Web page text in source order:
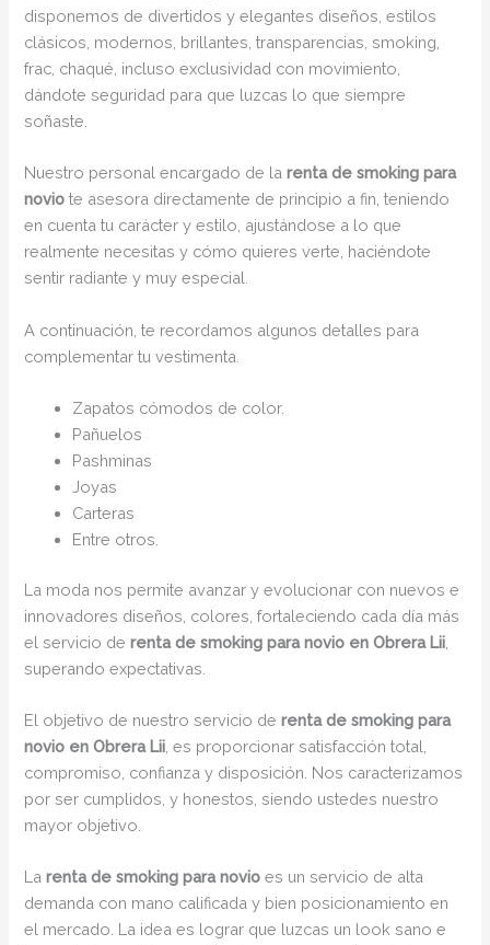
disponemos de divertidos y elegantes diseños, estilos
clásicos, modernos, brillantes, transparencias, smoking,
frac, chaqué, incluso exclusividad con movimiento,
dándote seguridad para que luzcas lo que siempre
soñaste.
Nuestro personal encargado de larenta de smoking para
novio te asesora directamente de principio a fin, teniendo
en cuenta tu carácter y estilo, ajustándose a lo que
realmente necesitas y cómo quieres verte, haciéndote
sentir radiante y muy especial.
A continuación, te recordamos algunos detalles para
complementar tu vestimenta.
Zapatos cómodos de color.
Pañuelos
Pashminas
Joyas
Carteras
Entre otros.
La moda nos permite avanzar y evolucionar con nuevos e
innovadores diseños, colores, fortaleciendo cada día más
el servicio derenta de smoking para novio en Obrera Lii
superando expectativas.
El objetivo de nuestro servicio derenta de smoking para
novio en Obrera Lii , es proporcionar satisfacción total,
compromiso, confianza y disposición. Nos caracterizamos
por ser cumplidos, y honestos, siendo ustedes nuestro
mayor objetivo.
Larenta de smoking para novioes un servicio de alta
demanda con mano calificada y bien posicionamiento en
el mercado. La idea es lograr que luzcas un look sano e